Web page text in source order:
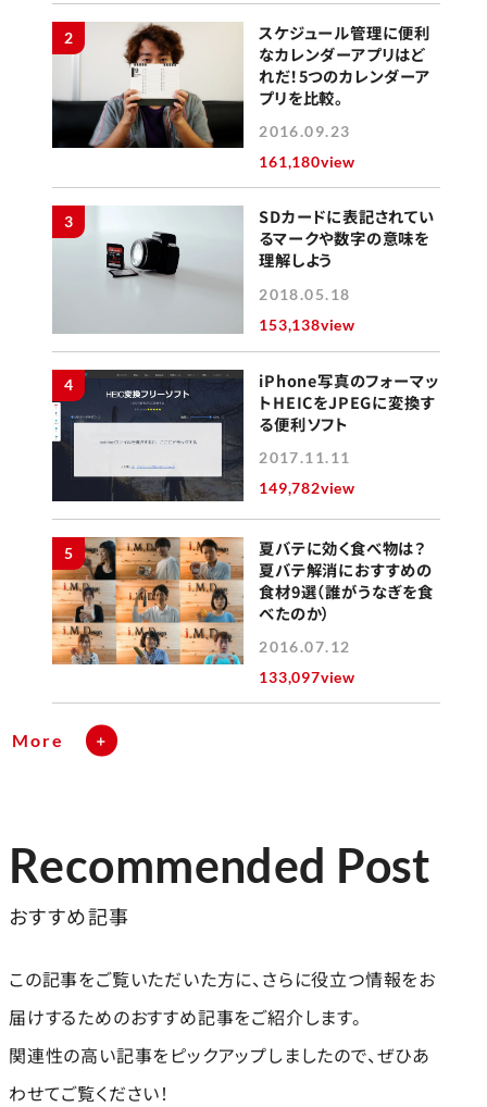
2
スケジュール管理に便利
なカレンダーアプリはど
れだ！5つのカレンダーア
プリを比較。
2016.09.23
161,180view
3
SDカードに表記されてい
るマークや数字の意味を
理解しよう
2018.05.18
153,138view
4
iPhone写真のフォーマッ
トHEICをJPEGに変換す
る便利ソフト
2017.11.11
149,782view
5
夏バテに効く食べ物は？
夏バテ解消におすすめの
食材9選（誰がうなぎを食
べたのか）
2016.07.12
133,097view
More
Recommended Post
おすすめ記事
この記事をご覧いただいた方に、さらに役立つ情報をお
届けするためのおすすめ記事をご紹介します。
関連性の高い記事をピックアップしましたので、ぜひあ
わせてご覧ください！